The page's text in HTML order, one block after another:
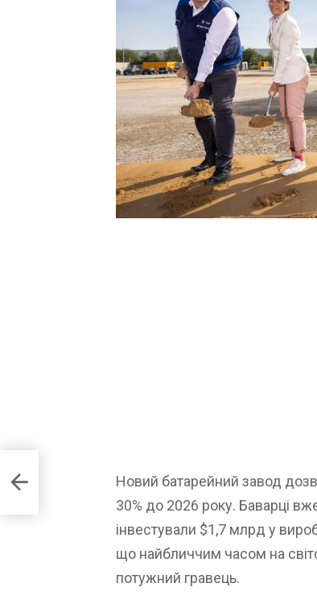
Новий батарейний завод
30% до 2026 року. Баварці
інвестували $1,7 млрд у
що найбличчим часом на
потужний гравець.